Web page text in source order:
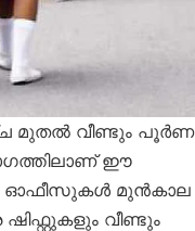
മുതൽ വീണ്ടും പൂർണ
ഈ
ഓഫീസുകൾ മുൻകാല
വീണ്ടും